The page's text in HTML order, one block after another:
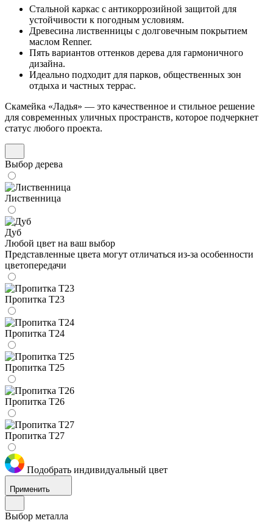
Стальной каркас с антикоррозийной защитой для
устойчивости к погодным условиям.
Древесина лиственницы с долговечным покрытием
маслом Renner.
Пять вариантов оттенков дерева для гармоничного
дизайна.
Идеально подходит для парков, общественных зон
отдыха и частных террас.
Скамейка «Ладья» — это качественное и стильное решение
для современных уличных пространств, которое подчеркнет
статус любого проекта.
Выбор дерева
Лиственница
Дуб
Любой цвет на ваш выбор
Представленные цвета могут отличаться из-за особенности
цветопередачи
Пропитка Т23
Пропитка Т24
Пропитка Т25
Пропитка Т26
Пропитка Т27
Подобрать индивидуальный цвет
Применить
Выбор металла